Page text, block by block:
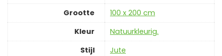
Grootte
‎100 x 200 cm
Kleur
‎Natuurkleurig.
Stijl
‎Jute